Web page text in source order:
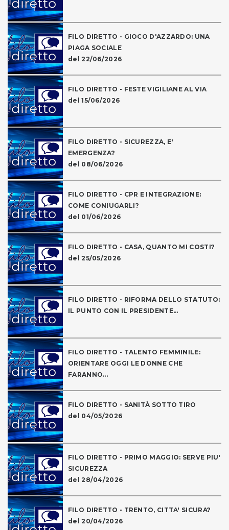
FILO DIRETTO - GIOCO D'AZZARDO: UNA
PIAGA SOCIALE
del 22/06/2026
FILO DIRETTO - FESTE VIGILIANE AL VIA
del 15/06/2026
FILO DIRETTO - SICUREZZA, E'
EMERGENZA?
del 08/06/2026
FILO DIRETTO - CPR E INTEGRAZIONE:
COME CONIUGARLI?
del 01/06/2026
FILO DIRETTO - CASA, QUANTO MI COSTI?
del 25/05/2026
FILO DIRETTO - RIFORMA DELLO STATUTO:
IL PUNTO CON IL PRESIDENTE...
FILO DIRETTO - TALENTO FEMMINILE:
ORIENTARE OGGI LE DONNE CHE
FARANNO...
FILO DIRETTO - SANITÀ SOTTO TIRO
del 04/05/2026
FILO DIRETTO - PRIMO MAGGIO: SERVE PIU'
SICUREZZA
del 28/04/2026
FILO DIRETTO - TRENTO, CITTA' SICURA?
del 20/04/2026